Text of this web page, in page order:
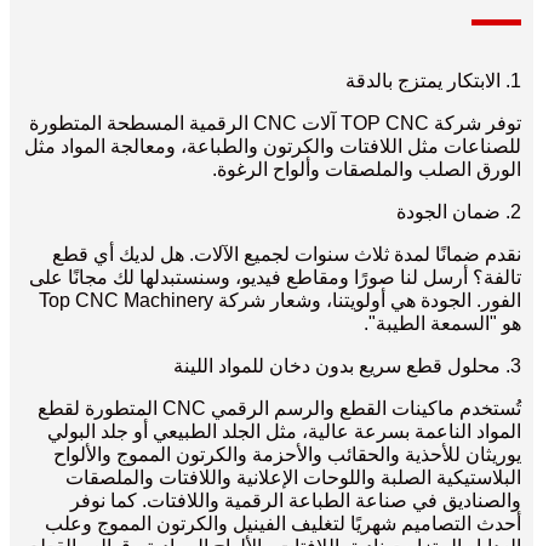
1. الابتكار يمتزج بالدقة
توفر شركة TOP CNC آلات CNC الرقمية المسطحة المتطورة
للصناعات مثل اللافتات والكرتون والطباعة، ومعالجة المواد مثل
الورق الصلب والملصقات وألواح الرغوة.
2. ضمان الجودة
نقدم ضمانًا لمدة ثلاث سنوات لجميع الآلات. هل لديك أي قطع
تالفة؟ أرسل لنا صورًا ومقاطع فيديو، وسنستبدلها لك مجانًا على
الفور. الجودة هي أولويتنا، وشعار شركة Top CNC Machinery
هو "السمعة الطيبة".
3. محلول قطع سريع بدون دخان للمواد اللينة
تُستخدم ماكينات القطع والرسم الرقمي CNC المتطورة لقطع
المواد الناعمة بسرعة عالية، مثل الجلد الطبيعي أو جلد البولي
يوريثان للأحذية والحقائب والأحزمة والكرتون المموج والألواح
البلاستيكية الصلبة واللوحات الإعلانية واللافتات والملصقات
والصناديق في صناعة الطباعة الرقمية واللافتات. كما نوفر
أحدث التصاميم شهريًا لتغليف الفينيل والكرتون المموج وعلب